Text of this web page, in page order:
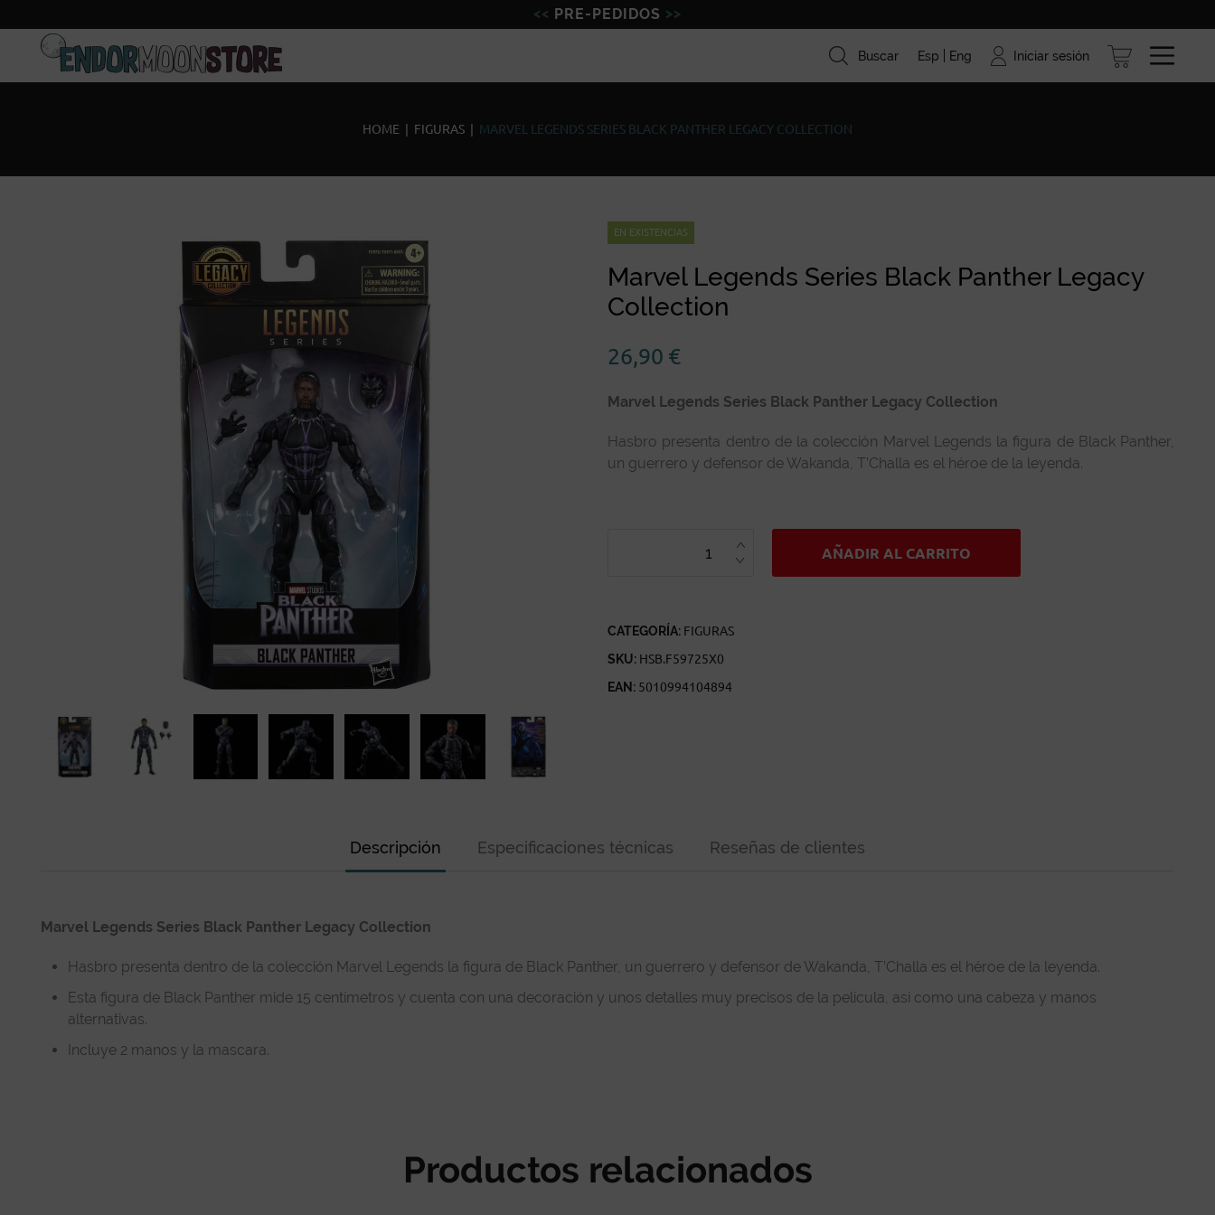
PRE-PEDIDOS
Inicio Pre-pedidos Figuras Miniaturas Modelismo Marcas Blog
Buscar Esp Eng Iniciar sesión
HOME FIGURAS MARVEL LEGENDS SERIES BLACK PANTHER LEGACY COLLECTION
EN EXISTENCIAS
Marvel Legends Series Black Panther Legacy
Collection
26,90 €
Marvel Legends Series Black Panther Legacy Collection
Hasbro presenta dentro de la colección Marvel Legends la figura de Black Panther,
un guerrero y defensor de Wakanda, T’Challa es el héroe de la leyenda.
AÑADIR AL CARRITO
CATEGORÍA: FIGURAS
SKU: HSB.F59725X0
EAN: 5010994104894
Descripción Especificaciones técnicas Reseñas de clientes
Marvel Legends Series Black Panther Legacy Collection
Hasbro presenta dentro de la colección Marvel Legends la figura de Black Panther, un guerrero y defensor de Wakanda, T’Challa es el héroe de la leyenda.
Esta figura de Black Panther mide 15 centímetros y cuenta con una decoración y unos detalles muy precisos de la película, así como una cabeza y manos
alternativas.
Incluye 2 manos y la mascara.
Productos relacionados